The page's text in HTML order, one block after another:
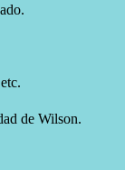
de Wilson.